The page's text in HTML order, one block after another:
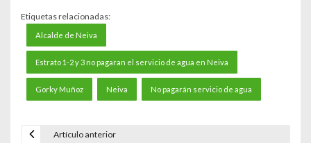
Etiquetas relacionadas:
Alcalde de Neiva
Estrato 1-2 y 3 no pagaran el servicio de agua en Neiva
Gorky Muñoz Neiva No pagarán servicio de agua
Artículo anterior